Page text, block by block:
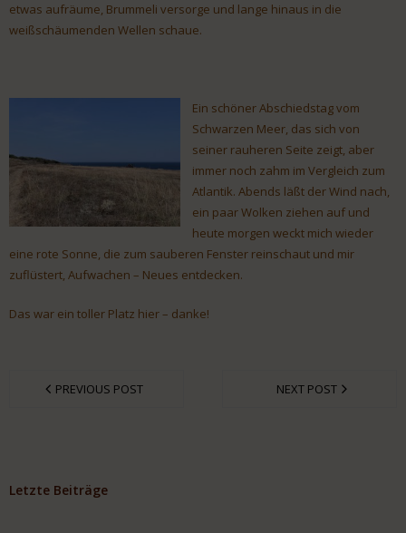
etwas aufräume, Brummeli versorge und lange hinaus in die
weißschäumenden Wellen schaue.
Ein schöner Abschiedstag vom
Schwarzen Meer, das sich von
seiner rauheren Seite zeigt, aber
immer noch zahm im Vergleich zum
Atlantik. Abends läßt der Wind nach,
ein paar Wolken ziehen auf und
heute morgen weckt mich wieder
eine rote Sonne, die zum sauberen Fenster reinschaut und mir
zuflüstert, Aufwachen – Neues entdecken.
Das war ein toller Platz hier – danke!
PREVIOUS POST NEXT POST
Letzte Beiträge